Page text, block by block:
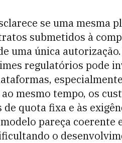
se uma mesma
submetidos à
uma única
regulatórios pode
mesmo tempo, os
de quota fixa e às
pareça coerente
o